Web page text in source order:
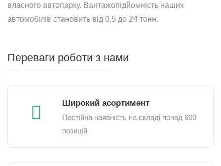
власного автопарку. Вантажопідйомність наших
автомобілів становить від 0,5 до 24 тонн.
Переваги роботи з нами
Широкий асортимент
Постійна наявність на складі понад 600
позицій